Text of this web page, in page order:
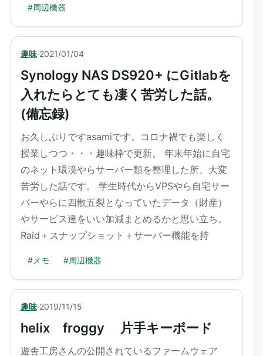
#周辺機器
趣味·2021/01/04
Synology NAS DS920+ にGitlabを
入れたらとても凄く苦労した話。
(備忘録)
お久しぶりですasamiです。コロナ禍でも楽しく
授業しつつ・・・趣味枠で更新。 年末年始に自宅
のネット環境やらサーバー類を整理した所、大変
苦労した話です。 学生時代からVPSやら自宅サー
バーやらに四散五裂となっていたデータ（財産）
やサービス達をいい加減まとめるかと思い立ち。
Raid＋スナップショット＋サーバー機能を持
#メモ #周辺機器
趣味·2019/11/15
helix froggy 片手キーボード
遊舎工房さんの公開されているファームウェア